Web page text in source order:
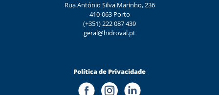
Rua António Silva Marinho, 236
410-063 Porto
(+351) 222 087 439
geral@hidroval.pt
Política de Privacidade